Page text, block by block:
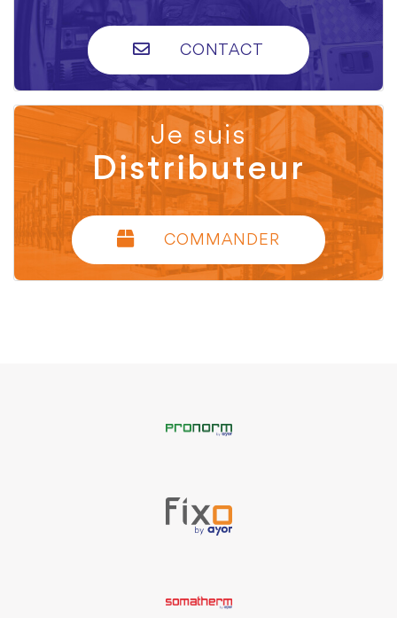
CONTACT
Je suis
Distributeur
COMMANDER